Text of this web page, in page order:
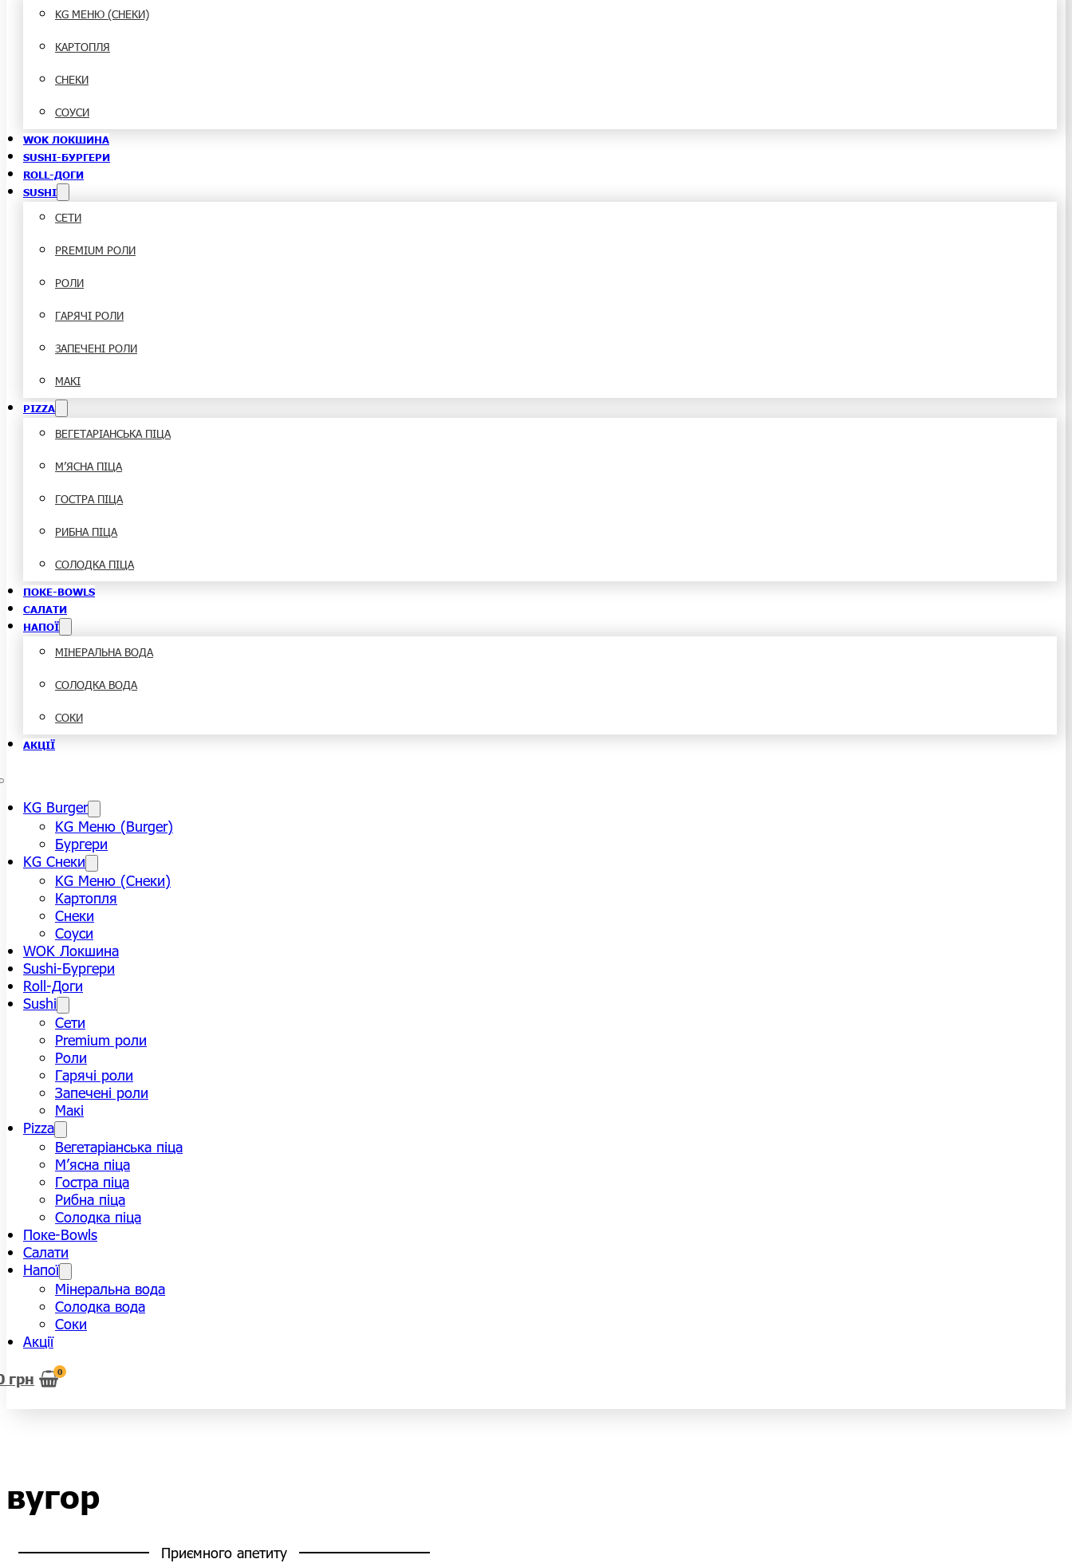
KG МЕНЮ (СНЕКИ)
КАРТОПЛЯ
СНЕКИ
СОУСИ
WOK ЛОКШИНА
SUSHI-БУРГЕРИ
ROLL-ДОГИ
SUSHI
СЕТИ
PREMIUM РОЛИ
РОЛИ
ГАРЯЧІ РОЛИ
ЗАПЕЧЕНІ РОЛИ
МАКІ
PIZZA
ВЕГЕТАРІАНСЬКА ПІЦА
М’ЯСНА ПІЦА
ГОСТРА ПІЦА
РИБНА ПІЦА
СОЛОДКА ПІЦА
ПОКЕ-BOWLS
САЛАТИ
НАПОЇ
МІНЕРАЛЬНА ВОДА
СОЛОДКА ВОДА
СОКИ
АКЦІЇ
KG Burger
KG Меню (Burger)
Бургери
KG Снеки
KG Меню (Снеки)
Картопля
Снеки
Соуси
WOK Локшина
Sushi-Бургери
Roll-Доги
Sushi
Сети
Premium роли
Роли
Гарячі роли
Запечені роли
Макі
Pizza
Вегетаріанська піца
М’ясна піца
Гостра піца
Рибна піца
Солодка піца
Поке-Bowls
Салати
Напої
Мінеральна вода
Солодка вода
Соки
Акції
0
грн
вугор
Приємного апетиту